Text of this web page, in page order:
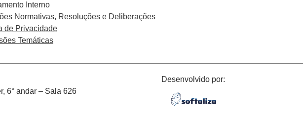
Interno
Normativas, Resoluções e Deliberações
de Privacidade
Temáticas
6° andar – Sala 626
Desenvolvido por: